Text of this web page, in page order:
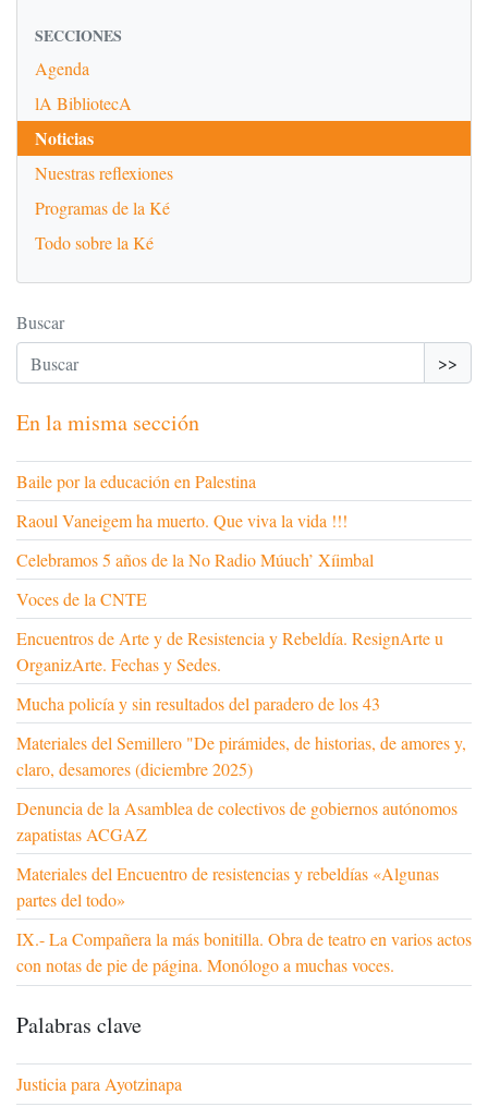
SECCIONES
Agenda
lA BibliotecA
Noticias
Nuestras reflexiones
Programas de la Ké
Todo sobre la Ké
Buscar
>>
En la misma sección
Baile por la educación en Palestina
Raoul Vaneigem ha muerto. Que viva la vida !!!
Celebramos 5 años de la No Radio Múuch’ Xíimbal
Voces de la CNTE
Encuentros de Arte y de Resistencia y Rebeldía. ResignArte u
OrganizArte. Fechas y Sedes.
Mucha policía y sin resultados del paradero de los 43
Materiales del Semillero "De pirámides, de historias, de amores y,
claro, desamores (diciembre 2025)
Denuncia de la Asamblea de colectivos de gobiernos autónomos
zapatistas ACGAZ
Materiales del Encuentro de resistencias y rebeldías «Algunas
partes del todo»
IX.- La Compañera la más bonitilla. Obra de teatro en varios actos
con notas de pie de página. Monólogo a muchas voces.
Palabras clave
Justicia para Ayotzinapa